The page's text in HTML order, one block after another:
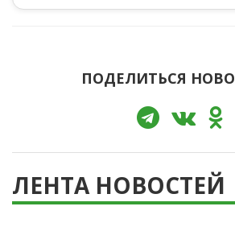
ПОДЕЛИТЬСЯ
ЛЕНТА НОВОСТЕЙ